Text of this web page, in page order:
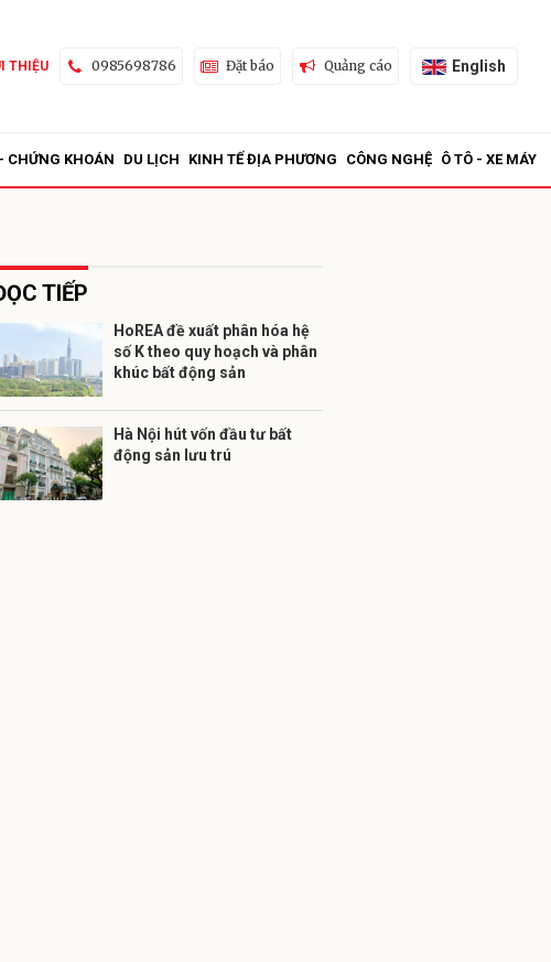
THIỆU 0985698786 Đặt báo Quảng cáo English
CHỨNG KHOÁN DU LỊCH KINH TẾ ĐỊA PHƯƠNG CÔNG NGHỆ Ô TÔ - XE MÁY
TIẾP
HoREA đề xuất phân hóa hệ
số K theo quy hoạch và phân
khúc bất động sản
Hà Nội hút vốn đầu tư bất
động sản lưu trú
Gửi